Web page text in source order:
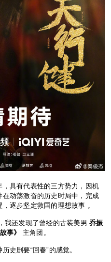
具有代表性的三方势力，因机
动荡激奋的历史时局中，完成
逐步坚定救国的理想故事 。
我还发现了曾经的古装美男乔振
事》 主角团。
史剧要“回春”的感觉。